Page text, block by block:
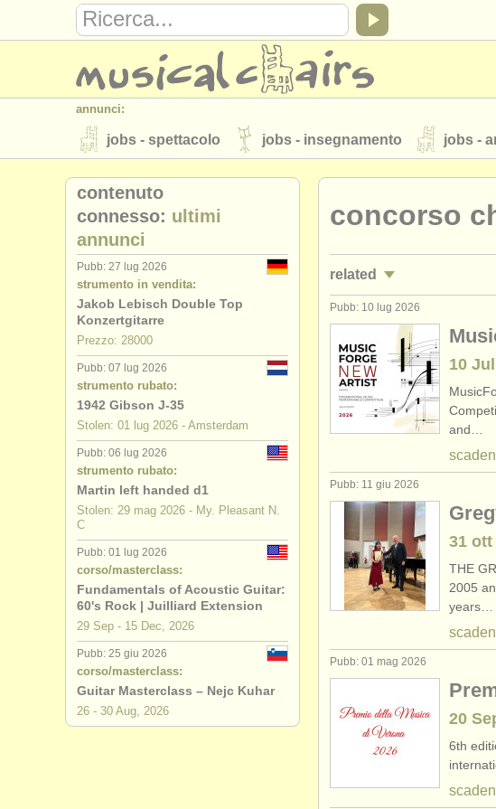
annunci:
jobs - spettacolo jobs - insegnamento jobs -
strumenti in vendita strumenti rubati
elenchi:
orchestre e teatri lirici
musicalchairs:
riguardo musicalchairs contattaci rss feeds
editori:
pubblica con noi find out about ourATS ATS
concorso
related
corsi/masterclass
degree courses: chitarra
degree courses: liuto (1)
degree courses: tiorba
degree courses: early
chitarra in vendita (6)
chitarra classica smarrito
Pubb: 10 lug 2026
10
and…
Pubb: 11 giu 2026
31 ott
THE
2005
years…
Pubb: 01 mag 2026
20
6th
contenuto
connesso: ultimi
annunci
Pubb: 27 lug 2026
strumento in vendita:
Jakob Lebisch Double Top
Konzertgitarre
Prezzo: 28000
Pubb: 07 lug 2026
strumento rubato:
1942 Gibson J-35
Stolen: 01 lug 2026 - Amsterdam
Pubb: 06 lug 2026
strumento rubato:
Martin left handed d1
Stolen: 29 mag 2026 - My. Pleasant N.
C
Pubb: 01 lug 2026
corso/masterclass:
Fundamentals of Acoustic Guitar:
60's Rock | Juilliard Extension
29 Sep - 15 Dec, 2026
Pubb: 25 giu 2026
corso/masterclass:
Guitar Masterclass – Nejc Kuhar
26 - 30 Aug, 2026